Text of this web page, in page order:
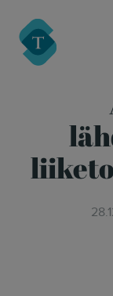
Turre Legal